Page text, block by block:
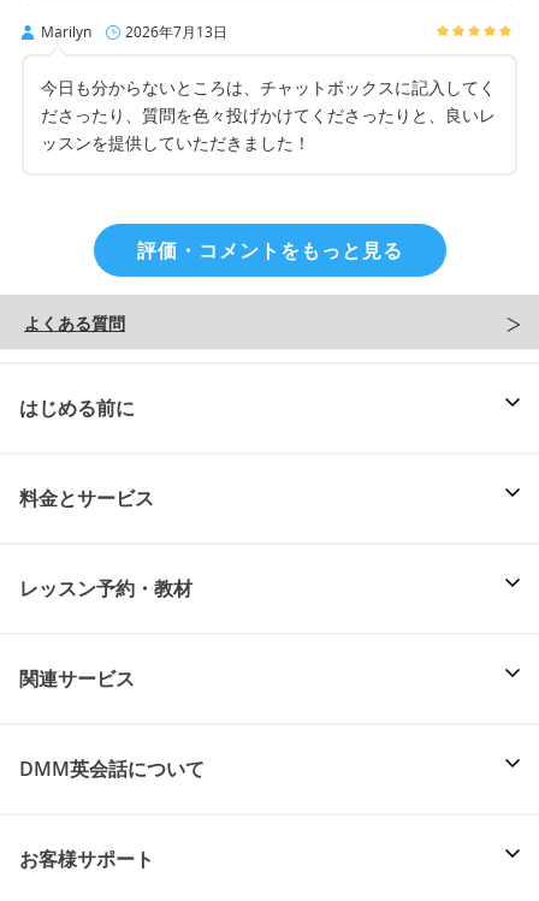
Marilyn 2026年7月13日
今日も分からないところは、チャットボックスに記入してく
ださったり、質問を色々投げかけてくださったりと、良いレ
ッスンを提供していただきました！
評価・コメントをもっと見る
よくある質問
はじめる前に
料金とサービス
レッスン予約・教材
関連サービス
DMM英会話について
お客様サポート